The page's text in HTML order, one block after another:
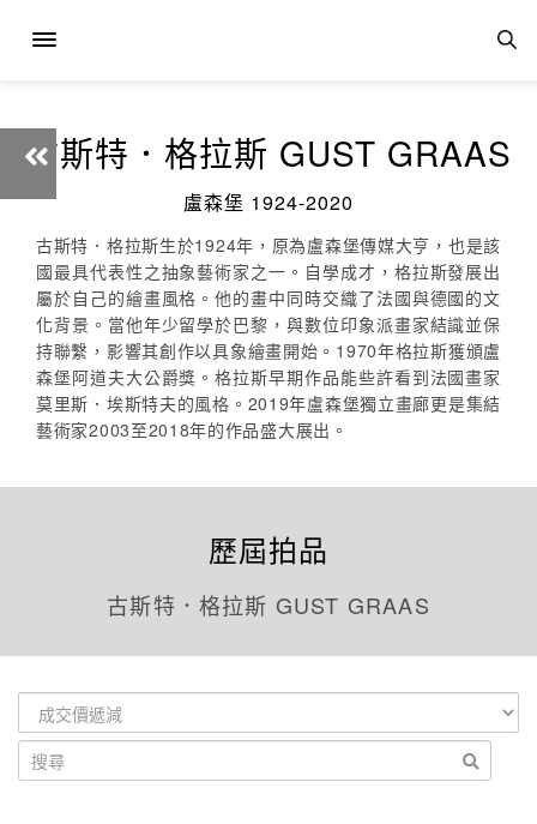
古斯特．格拉斯 GUST GRAAS
盧森堡 1924-2020
古斯特．格拉斯生於1924年，原為盧森堡傳媒大亨，也是該
國最具代表性之抽象藝術家之一。自學成才，格拉斯發展出
屬於自己的繪畫風格。他的畫中同時交織了法國與德國的文
化背景。當他年少留學於巴黎，與數位印象派畫家結識並保
持聯繫，影響其創作以具象繪畫開始。1970年格拉斯獲頒盧
森堡阿道夫大公爵獎。格拉斯早期作品能些許看到法國畫家
莫里斯．埃斯特夫的風格。2019年盧森堡獨立畫廊更是集結
藝術家2003至2018年的作品盛大展出。
歷屆拍品
古斯特．格拉斯 GUST GRAAS